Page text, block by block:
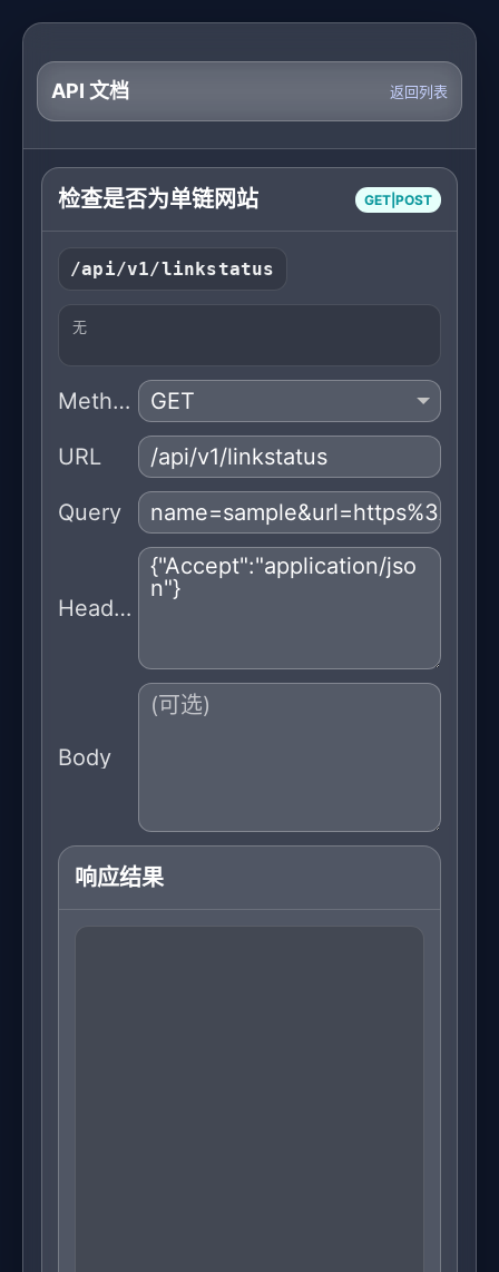
API 文档 返回列表
检查是否为单链网站 GET|POST
/api/v1/linkstatus
无
Method
URL
Query
Headers
Body
响应结果